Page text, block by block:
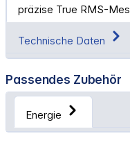
präzise True RMS-
Technische Daten
Passendes Zubehör
Energie